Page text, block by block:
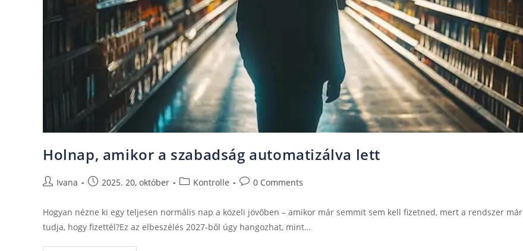
Holnap, amikor a szabadság automatizálva lett
Ivana 2025. 20, október Kontrolle 0 Comments
Hogyan nézne ki egy teljesen normális nap a közeli jövőben – amikor már semmit sem kell fizetned, mert a rendszer már
tudja, hogy fizettél?Ez az elbeszélés 2027-ből úgy hangozhat, mint…